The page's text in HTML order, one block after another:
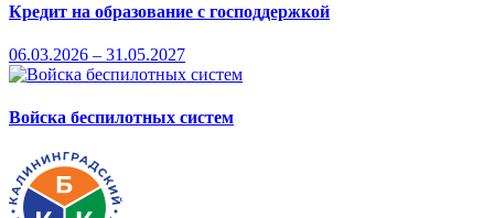
Кредит на образование с господдержкой
06.03.2026 – 31.05.2027
Войска беспилотных систем